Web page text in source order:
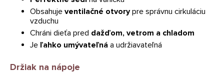
Obsahuje ventilačné otvory pre správnu cirkuláciu
vzduchu
Chráni dieťa pred dažďom, vetrom a chladom
Je ľahko umývateľná a udržiavateľná
Držiak na nápoje